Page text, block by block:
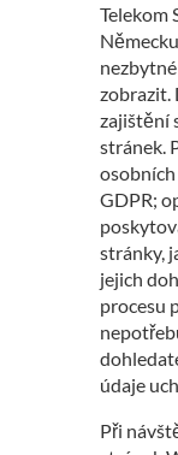
Telekom
zobrazit.
zajištění
stránek.
GDPR;
stránky,
jejich
procesu
údaje
Při